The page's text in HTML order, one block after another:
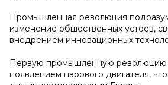
Промышленная революция
изменение общественных устоев,
внедрением инновационных
Первую промышленную революцию
появлением парового двигателя,